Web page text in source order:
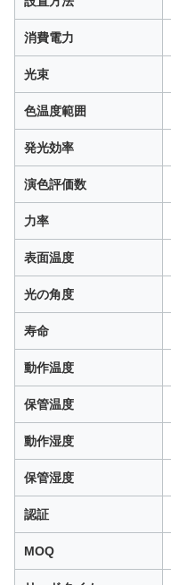
消費電力
光束
色温度範囲
発光効率
演色評価数
力率
表面温度
光の角度
寿命
動作温度
保管温度
動作湿度
保管湿度
認証
MOQ